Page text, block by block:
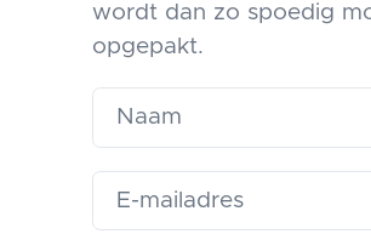
wordt dan zo spoedig
opgepakt.